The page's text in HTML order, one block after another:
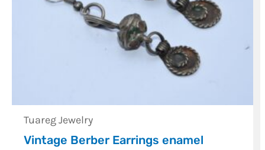
Tuareg Jewelry
Vintage Berber Earrings enamel